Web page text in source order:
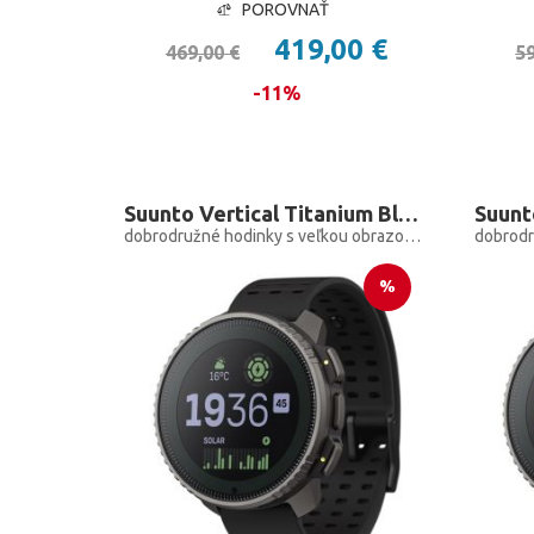
POROVNAŤ
469,00 € 419,00 €
-11%
Suunto Vertical Titanium Black Solar
dobrodružné hodinky s veľkou obrazovkou pre outdoorové expedície so solárnym nabíjaním
%